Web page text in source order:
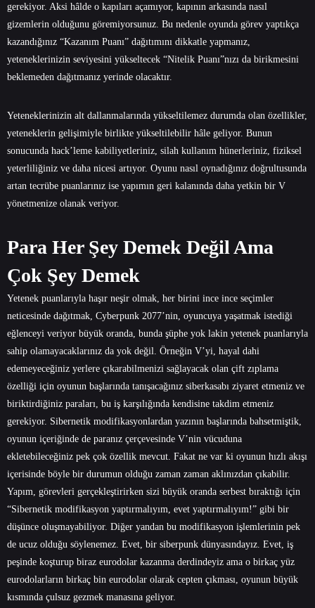
gerekiyor. Aksi hâlde o kapıları açamıyor, kapının arkasında nasıl
gizemlerin olduğunu göremiyorsunuz. Bu nedenle oyunda görev yaptıkça
kazandığınız “Kazanım Puanı” dağıtımını dikkatle yapmanız,
yeteneklerinizin seviyesini yükseltecek “Nitelik Puanı”nızı da birikmesini
beklemeden dağıtmanız yerinde olacaktır.
Yeteneklerinizin alt dallanmalarında yükseltilemez durumda olan özellikler,
yeteneklerin gelişimiyle birlikte yükseltilebilir hâle geliyor. Bunun
sonucunda hack’leme kabiliyetleriniz, silah kullanım hünerleriniz, fiziksel
yeterliliğiniz ve daha nicesi artıyor. Oyunu nasıl oynadığınız doğrultusunda
artan tecrübe puanlarınız ise yapımın geri kalanında daha yetkin bir V
yönetmenize olanak veriyor.
Para Her Şey Demek Değil Ama
Çok Şey Demek
Yetenek puanlarıyla haşır neşir olmak, her birini ince ince seçimler
neticesinde dağıtmak, Cyberpunk 2077’nin, oyuncuya yaşatmak istediği
eğlenceyi veriyor büyük oranda, bunda şüphe yok lakin yetenek puanlarıyla
sahip olamayacaklarınız da yok değil. Örneğin V’yi, hayal dahi
edemeyeceğiniz yerlere çıkarabilmenizi sağlayacak olan çift zıplama
özelliği için oyunun başlarında tanışacağınız siberkasabı ziyaret etmeniz ve
biriktirdiğiniz paraları, bu iş karşılığında kendisine takdim etmeniz
gerekiyor. Sibernetik modifikasyonlardan yazının başlarında bahsetmiştik,
oyunun içeriğinde de paranız çerçevesinde V’nin vücuduna
ekletebileceğiniz pek çok özellik mevcut. Fakat ne var ki oyunun hızlı akışı
içerisinde böyle bir durumun olduğu zaman zaman aklınızdan çıkabilir.
Yapım, görevleri gerçekleştirirken sizi büyük oranda serbest bıraktığı için
“Sibernetik modifikasyon yaptırmalıyım, evet yaptırmalıyım!” gibi bir
düşünce oluşmayabiliyor. Diğer yandan bu modifikasyon işlemlerinin pek
de ucuz olduğu söylenemez. Evet, bir siberpunk dünyasındayız. Evet, iş
peşinde koşturup biraz eurodolar kazanma derdindeyiz ama o birkaç yüz
eurodolarların birkaç bin eurodolar olarak cepten çıkması, oyunun büyük
kısmında çulsuz gezmek manasına geliyor.